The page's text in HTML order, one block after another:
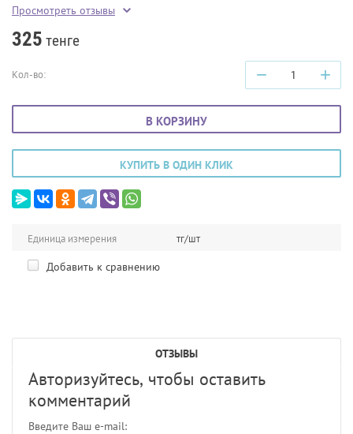
Просмотреть отзывы
325 тенге
Кол-во: − +
В КОРЗИНУ
КУПИТЬ В ОДИН КЛИК
Единица измерения тг/шт
Добавить к сравнению
ОТЗЫВЫ
Авторизуйтесь, чтобы оставить
комментарий
Введите Ваш e-mail: